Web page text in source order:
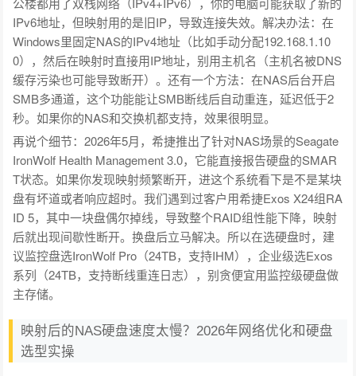
IPv6地址，但映射用的是旧IP，导致连接失效。解决办法：在
Windows里固定NAS的IPv4地址（比如手动分配192.168.1.10
0），然后在映射时直接用IP地址，别用主机名（主机名被DNS
缓存污染也可能导致断开）。还有一个方法：在NAS后台开启
SMB多通道，这个功能能让SMB断线后自动重连，延迟低于2
秒。如果你的NAS和交换机都支持，效果很明显。
再说个细节：2026年5月，希捷推出了针对NAS场景的Seagate
IronWolf Health Management 3.0，它能直接报告硬盘的SMAR
T状态。如果你发现映射频繁断开，进这个系统看下是不是某块
盘有坏道或者响应超时。我们遇到过客户用希捷Exos X24组RA
ID 5，其中一块盘偶尔掉线，导致整个RAID组性能下降，映射
后就出现间歇性断开。换盘后立马解决。所以在选硬盘时，建
议监控盘选IronWolf Pro（24TB，支持IHM），企业级选Exos
系列（24TB，支持断线重连日志），别贪便宜用监控级硬盘做
主存储。
映射后的NAS硬盘速度太慢？2026年网络优化和硬盘
选型实操